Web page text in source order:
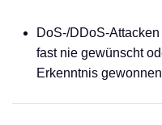
DoS-/DDoS-
fast nie gewünscht
Erkenntnis